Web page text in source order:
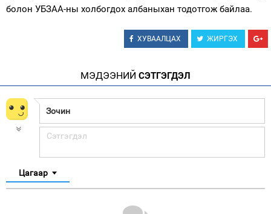
болон УБЗАА-ны холбогдох албаныхан тодотгож байлаа.
ХУВААЛЦАХ ЖИРГЭХ
МЭДЭЭНИЙ СЭТГЭГДЭЛ
Цагаар